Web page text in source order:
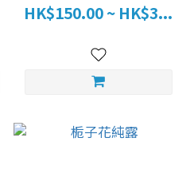
HK$150.00 ~ HK$3...